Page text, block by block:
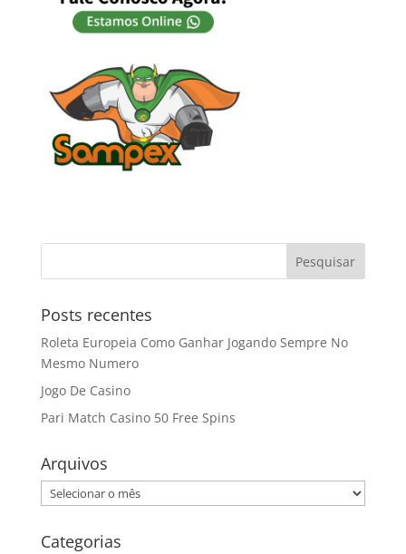
Posts recentes
Roleta Europeia Como Ganhar Jogando Sempre No
Mesmo Numero
Jogo De Casino
Pari Match Casino 50 Free Spins
Arquivos
Arquivos
Categorias